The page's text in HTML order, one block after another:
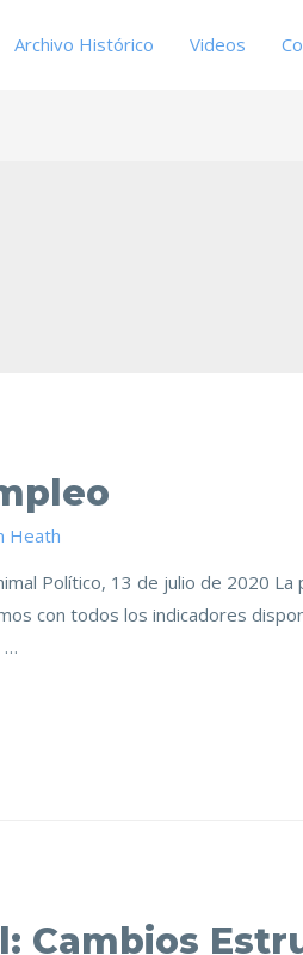
Archivo Histórico Videos
Heath
Político, 13 de julio de 2020
con todos los indicadores
…
Cambios